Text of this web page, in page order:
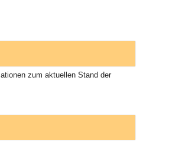
zum aktuellen Stand der